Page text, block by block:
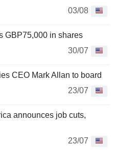
03/08
GBP75,000 in shares
30/07
CEO Mark Allan to board
23/07
announces job cuts,
23/07